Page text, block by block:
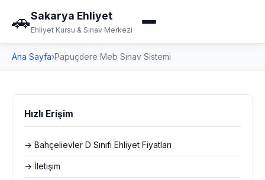
🚗Sakarya Ehliyet
Ehliyet Kursu & Sınav Merkezi
Ana Sayfa›Papuçdere Meb Sınav Sistemi
Hızlı Erişim
→ Bahçelievler D Sınıfı Ehliyet Fiyatları
→ İletişim